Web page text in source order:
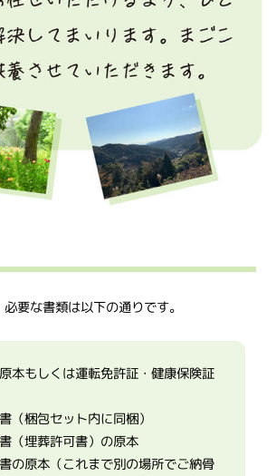
要な書類は以下の通りです。
もしくは運転免許証・健康保険証
梱包セット内に同梱）
埋葬許可書）の原本
原本（これまで別の場所でご納骨